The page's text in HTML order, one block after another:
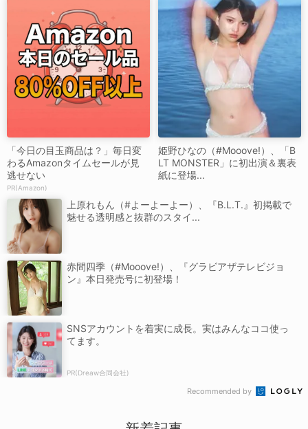
「今日の目玉商品は？」毎日変
わるAmazonタイムセールが見
逃せない
PR(Amazon)
姫野ひなの（#Mooove!）、「B
LT MONSTER」に初出演＆裏表
紙に登場...
上原れもん（#よーよーよー）、『B.L.T.』初掲載で
魅せる透明感と抜群のスタイ...
赤間四季（#Mooove!）、『グラビアザテレビジョ
ン』本日発売号に初登場！
SNSアカウントを着実に成長。実はみんなココ使っ
てます。
PR(Dreaw合同会社)
Recommended by